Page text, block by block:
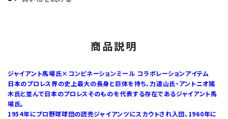
商品説明
ジャイアント馬場氏×コンビネーションミール コラボレーションアイテム
日本のプロレス界の史上最大の長身と巨体を持ち、力道山氏・アントニオ猪
木氏と並んで日本のプロレスそのものを代表する存在であるジャイアント馬
場氏。
1954年にプロ野球球団の読売ジャイアンツにスカウトされ入団、1960年に